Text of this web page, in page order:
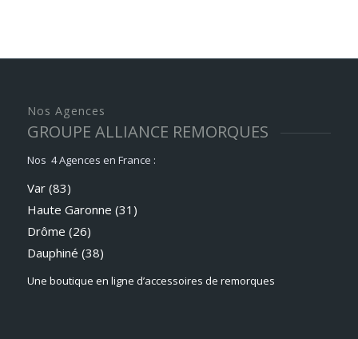
Nos Agences
GROUPE ALLIANCE REMORQUES
Nos 4 Agences en France :
Var (83)
Haute Garonne (31)
Drôme (26)
Dauphiné (38)
Une boutique en ligne d’accessoires de remorques